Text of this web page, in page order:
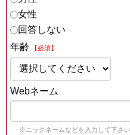
女性
回答しない
年齢
【必須】
Webネーム
※ニックネームなどを入力して下さい